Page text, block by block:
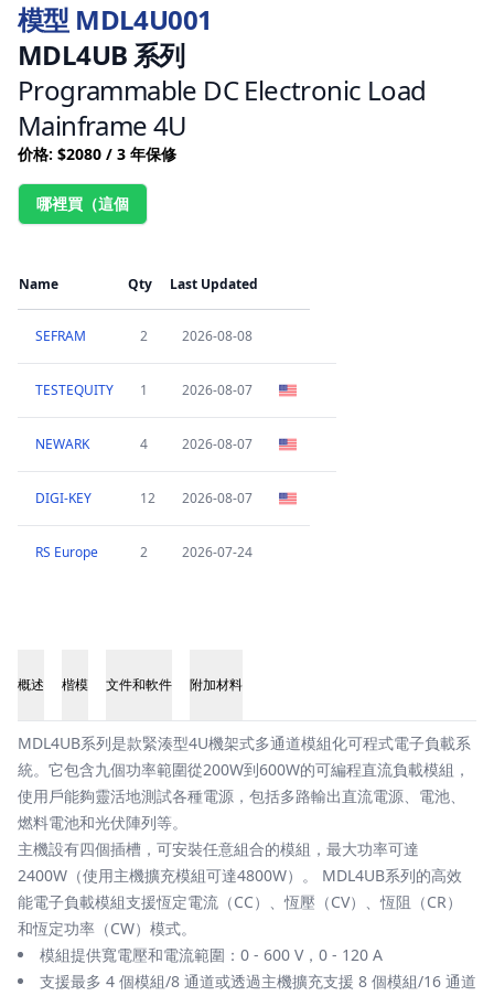
模型 MDL4U001
MDL4UB 系列
Programmable DC Electronic Load
Mainframe 4U
价格: $2080 / 3 年保修
哪裡買（這個
Name Qty Last Updated
SEFRAM 2 2026-08-08
TESTEQUITY 1 2026-08-07
NEWARK 4 2026-08-07
DIGI-KEY 12 2026-08-07
RS Europe 2 2026-07-24
概述 楷模 文件和軟件 附加材料
概述
MDL4UB系列是款緊湊型4U機架式多通道模組化可程式電子負載系
統。它包含九個功率範圍從200W到600W的可編程直流負載模組，
使用戶能夠靈活地測試各種電源，包括多路輸出直流電源、電池、
燃料電池和光伏陣列等。
主機設有四個插槽，可安裝任意組合的模組，最大功率可達
2400W（使用主機擴充模組可達4800W）。 MDL4UB系列的高效
能電子負載模組支援恆定電流（CC）、恆壓（CV）、恆阻（CR）
和恆定功率（CW）模式。
模組提供寬電壓和電流範圍：0 - 600 V，0 - 120 A
支援最多 4 個模組/8 通道或透過主機擴充支援 8 個模組/16 通道